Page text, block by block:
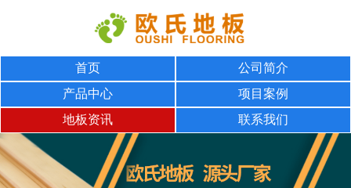
首页
公司简介
产品中心
项目案例
地板资讯
联系我们